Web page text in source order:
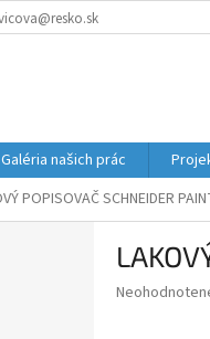
Galéria našich prác
POPISOVAČ SCHNEIDER
Priemerné